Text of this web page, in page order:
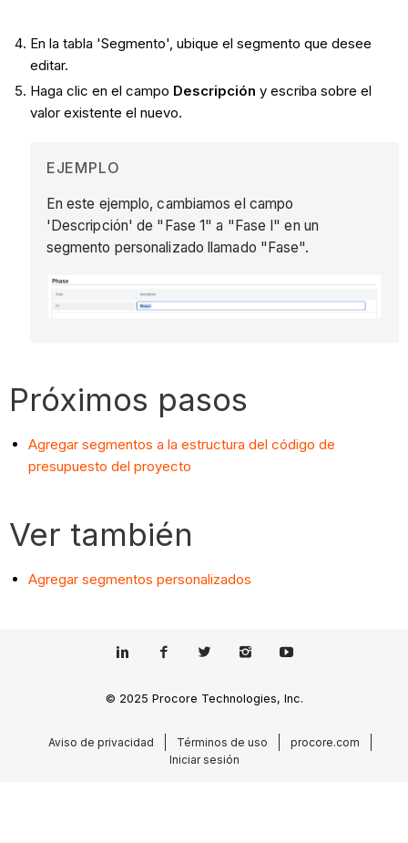
En la tabla 'Segmento', ubique el segmento que desee
editar.
Haga clic en el campo Descripción y escriba sobre el
valor existente el nuevo.
EJEMPLO
En este ejemplo, cambiamos el campo
'Descripción' de "Fase 1" a "Fase I" en un
segmento personalizado llamado "Fase".
Próximos pasos
Agregar segmentos a la estructura del código de
presupuesto del proyecto
Ver también
Agregar segmentos personalizados
© 2025 Procore Technologies, Inc.
Aviso de privacidad Términos de uso
procore.com
Iniciar sesión